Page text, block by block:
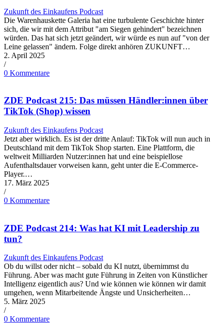
Zukunft des Einkaufens Podcast
Die Warenhauskette Galeria hat eine turbulente Geschichte hinter
sich, die wir mit dem Attribut "am Siegen gehindert" bezeichnen
würden. Das hat sich jetzt geändert, wir würde es nun auf "von der
Leine gelassen" ändern. Folge direkt anhören ZUKUNFT…
2. April 2025
/
0 Kommentare
ZDE Podcast 215: Das müssen Händler:innen über
TikTok (Shop) wissen
Zukunft des Einkaufens Podcast
Jetzt aber wirklich. Es ist der dritte Anlauf: TikTok will nun auch in
Deutschland mit dem TikTok Shop starten. Eine Plattform, die
weltweit Milliarden Nutzer:innen hat und eine beispiellose
Aufenthaltsdauer vorweisen kann, geht unter die E-Commerce-
Player.…
17. März 2025
/
0 Kommentare
ZDE Podcast 214: Was hat KI mit Leadership zu
tun?
Zukunft des Einkaufens Podcast
Ob du willst oder nicht – sobald du KI nutzt, übernimmst du
Führung. Aber was macht gute Führung in Zeiten von Künstlicher
Intelligenz eigentlich aus? Und wie können wie können wir damit
umgehen, wenn Mitarbeitende Ängste und Unsicherheiten…
5. März 2025
/
0 Kommentare